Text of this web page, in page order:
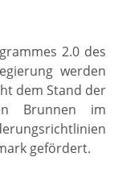
2.0 des
werden
dem Stand der
Brunnen im
gefördert.